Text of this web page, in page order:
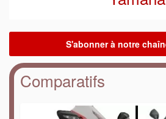
Comparatifs